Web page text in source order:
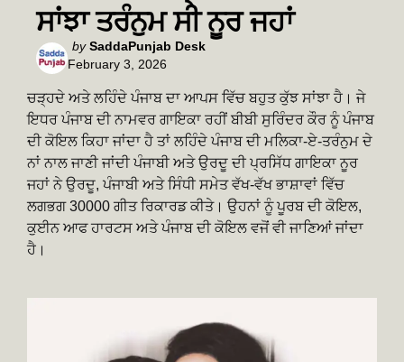
ਸਾਂਝਾ ਤਰੰਨੁਮ ਸੀ ਨੂਰ ਜਹਾਂ
Posted
by
by SaddaPunjab Desk
February 3, 2026
ਚੜ੍ਹਦੇ ਅਤੇ ਲਹਿੰਦੇ ਪੰਜਾਬ ਦਾ ਆਪਸ ਵਿੱਚ ਬਹੁਤ ਕੁੱਝ ਸਾਂਝਾ ਹੈ। ਜੇ
ਇਧਰ ਪੰਜਾਬ ਦੀ ਨਾਮਵਰ ਗਾਇਕਾ ਰਹੀਂ ਬੀਬੀ ਸੁਰਿੰਦਰ ਕੌਰ ਨੂੰ ਪੰਜਾਬ
ਦੀ ਕੋਇਲ ਕਿਹਾ ਜਾਂਦਾ ਹੈ ਤਾਂ ਲਹਿੰਦੇ ਪੰਜਾਬ ਦੀ ਮਲਿਕਾ-ਏ-ਤਰੰਨੁਮ ਦੇ
ਨਾਂ ਨਾਲ ਜਾਣੀ ਜਾਂਦੀ ਪੰਜਾਬੀ ਅਤੇ ਉਰਦੂ ਦੀ ਪ੍ਰਸਿੱਧ ਗਾਇਕਾ ਨੂਰ
ਜਹਾਂ ਨੇ ਉਰਦੂ, ਪੰਜਾਬੀ ਅਤੇ ਸਿੰਧੀ ਸਮੇਤ ਵੱਖ-ਵੱਖ ਭਾਸ਼ਾਵਾਂ ਵਿੱਚ
ਲਗਭਗ 30000 ਗੀਤ ਰਿਕਾਰਡ ਕੀਤੇ। ਉਹਨਾਂ ਨੂੰ ਪੂਰਬ ਦੀ ਕੋਇਲ,
ਕੁਈਨ ਆਫ ਹਾਰਟਸ ਅਤੇ ਪੰਜਾਬ ਦੀ ਕੋਇਲ ਵਜੋਂ ਵੀ ਜਾਣਿਆਂ ਜਾਂਦਾ
ਹੈ।